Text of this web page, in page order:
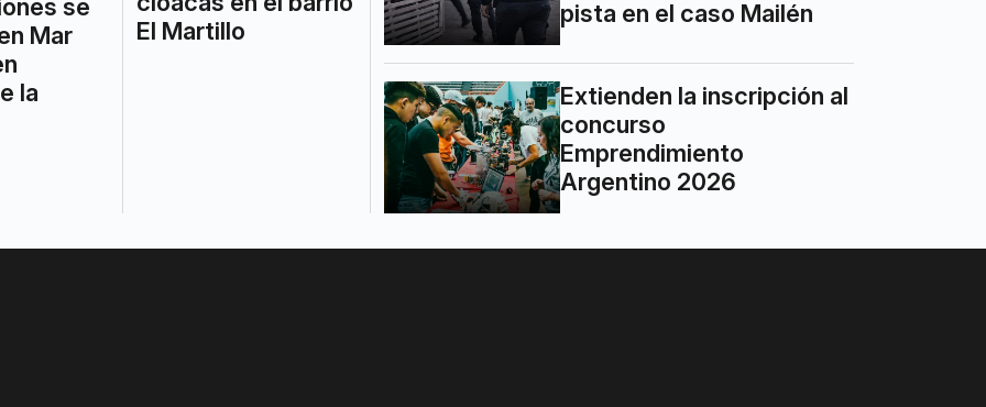
se
Mar
la
El Martillo
pista en el caso Mailén
Extienden la inscripción al
concurso
Emprendimiento
Argentino 2026